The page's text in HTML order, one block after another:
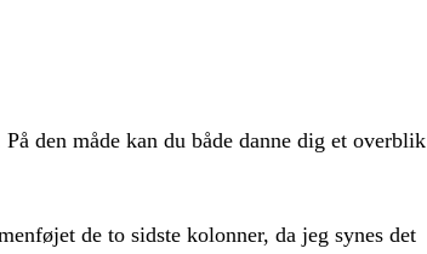
den måde kan du både danne dig et overblik
de to sidste kolonner, da jeg synes det